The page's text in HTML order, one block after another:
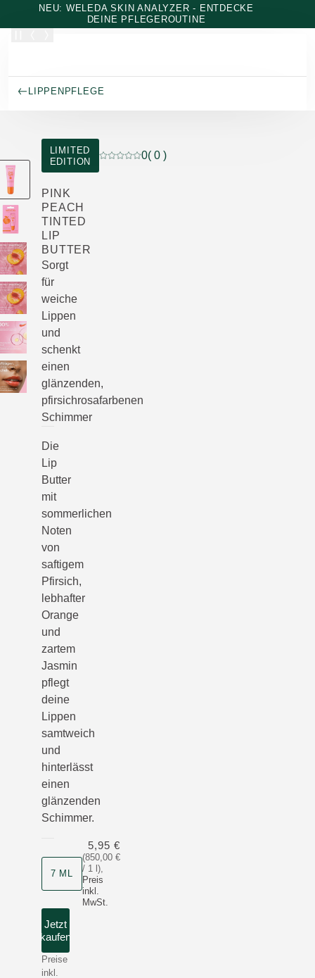
Zum Hauptinhalt wechseln
NEU: WELEDA SKIN ANALYZER - ENTDECKE
DEINE PFLEGEROUTINE
LIPPENPFLEGE
LIMITED
EDITION
Aktuelle Bewertung: 0 von 5 Sternen
0( 0 )
PINK
PEACH
TINTED
LIP
BUTTER
Sorgt
für
weiche
Lippen
und
schenkt
einen
glänzenden,
pfirsichrosafarbenen
Schimmer
Die
Lip
Butter
mit
sommerlichen
Noten
von
saftigem
Pfirsich,
lebhafter
Orange
und
zartem
Jasmin
pflegt
deine
Lippen
samtweich
und
hinterlässt
einen
glänzenden
Schimmer.
7 ML
(850,00 €
/ 1 l),
Preis
inkl.
MwSt.
5,95 €
Jetzt
kaufen
Preise
inkl.